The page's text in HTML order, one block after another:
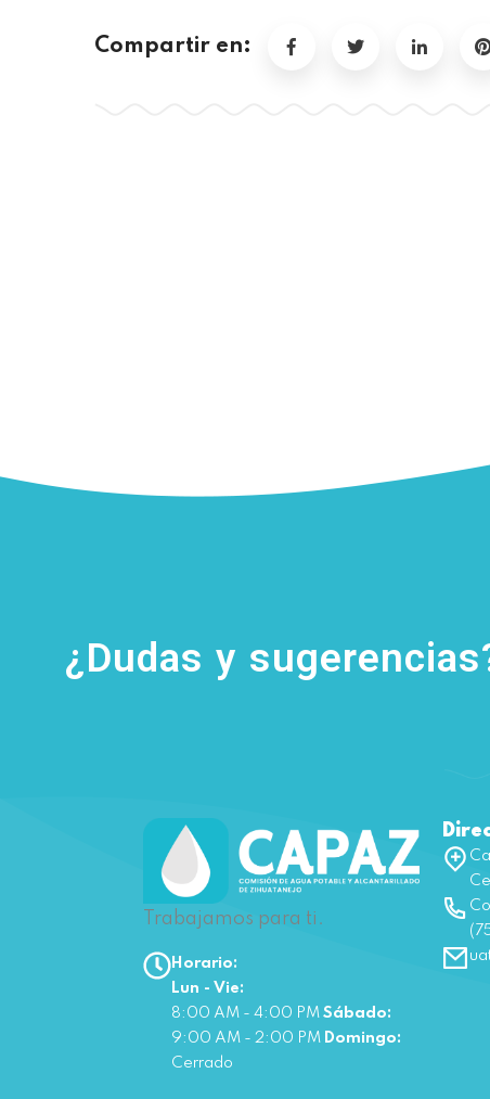
Compartir en:
¿Dudas y
Trabajamos para ti.
Horario:
Lun - Vie:
8:00 AM - 4:00 PM Sábado:
9:00 AM - 2:00 PM Domingo:
Cerrado